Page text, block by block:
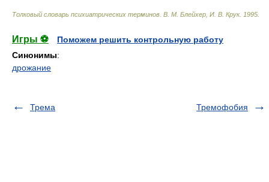
Толковый словарь психиатрических терминов В. М. Блейхер, И. В. Крук. 1995
Игры ⚽
Поможем решить контрольную работу
Синонимы:
дрожание
Трема Тремофобия